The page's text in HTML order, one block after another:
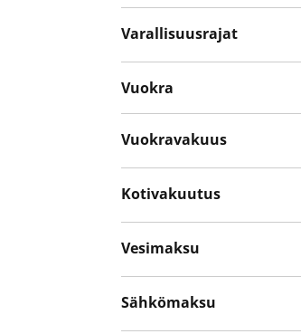
Varallisuusrajat
Vuokra
Vuokravakuus
Kotivakuutus
Vesimaksu
Sähkömaksu